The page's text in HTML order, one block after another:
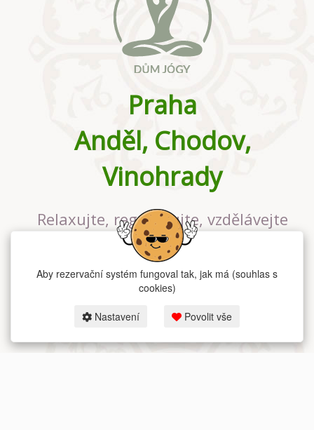
Praha
Anděl, Chodov,
Vinohrady
Relaxujte, regenerujte, vzdělávejte
se v největším jógovém studiu v
Praze
Aby rezervační systém fungoval tak, jak má (souhlas s
cookies)
Nastavení Povolit vše